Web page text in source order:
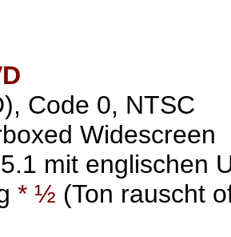
Code 0, NTSC
Widescreen
mit englischen
* ½ (Ton rauscht